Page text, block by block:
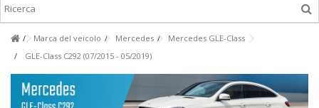
Marca del veicolo Mercedes
Mercedes GLE-Class
GLE-Class C292 (07/2015 - 05/2019)